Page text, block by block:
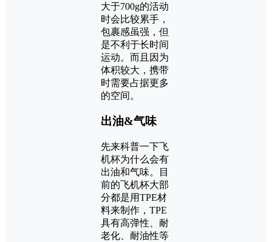
大于700g的活动
时会比较累手，
包裹感虽强，但
是不利于长时间
运动。而且因为
体积较大，携带
时需要占据更多
的空间。
出油&气味
先来科普一下飞
机杯为什么会有
出油和气味。目
前的飞机杯大部
分都是用TPE材
料来制作，TPE
具有高弹性、耐
老化、耐油性等